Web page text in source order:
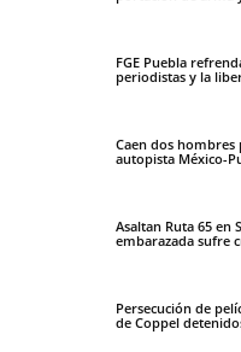
FGE Puebla
periodistas y la
Caen dos
autopista México-
Asaltan Ruta 65 en
embarazada sufre
Persecución de
de Coppel